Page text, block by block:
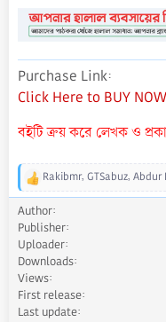
Purchase Link
Click Here to BUY
বইটি ক্রয় করে লেখক ও
R
e
a
c
t
i
o
n
s
Rakibmr, GTSabuz, Abdur
Author
Publisher
Uploader
Downloads
Views
First release
Last update